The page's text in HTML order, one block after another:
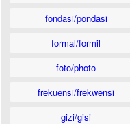
fondasi/pondasi
formal/formil
foto/photo
frekuensi/frekwensi
gizi/gisi